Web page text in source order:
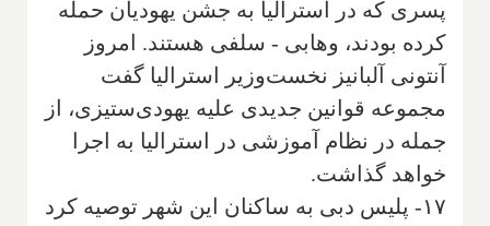
پسری که در استرالیا به جشن یهودیان حمله
کرده بودند، وهابی - سلفی هستند. امروز
آنتونی آلبانیز نخست‌وزیر استرالیا گفت
مجموعه قوانین جدیدی علیه یهودی‌ستیزی، از
جمله در نظام آموزشی در استرالیا به اجرا
خواهد گذاشت.
۱۷- پلیس دبی به ساکنان این شهر توصیه کرد